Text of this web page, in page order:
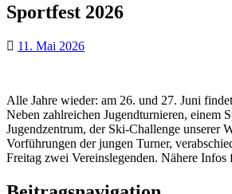
Sportfest 2026
11. Mai 2026
Alle Jahre wieder: am 26. und 27. Juni
Neben zahlreichen Jugendturnieren, einem
Jugendzentrum, der Ski-Challenge unserer
Vorführungen der jungen Turner,
Freitag zwei Vereinslegenden. Nähere Infos